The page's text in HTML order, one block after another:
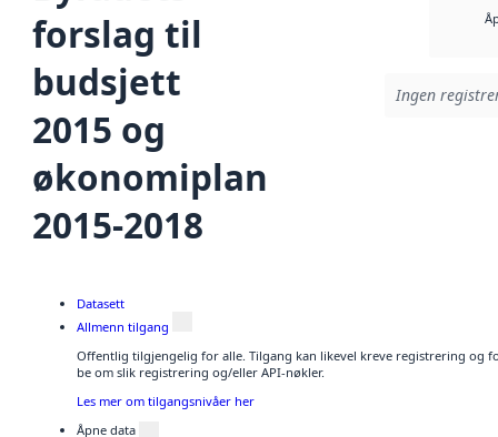
forslag til
budsjett
2015 og
økonomiplan
2015-2018
Ingen
Datasett
Allmenn tilgang
Offentlig tilgjengelig for alle. Tilgang kan likevel kreve registrering og
be om slik registrering og/eller API-nøkler.
Les mer om tilgangsnivåer her
Åpne data